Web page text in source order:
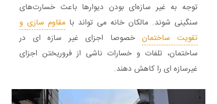
توجه به غیر سازه‌ای بودن دیوارها باعث خسارت‌های
سنگینی شوند. مالکان خانه می تواند با مقاوم سازی و
تقویت ساختمانخصوصا اجزای غیر سازه ای در
ساختمان، تلفات و خسارات ناشی از فروریختن اجزای
غیرسازه ای را کاهش دهند.